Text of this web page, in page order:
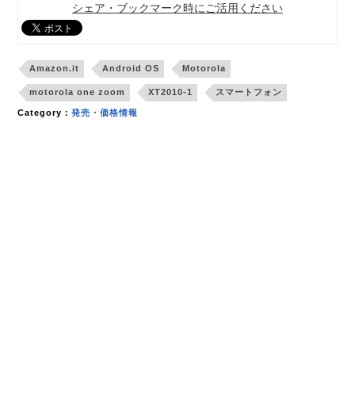
シェア・ブックマーク時にご活用ください
Amazon.it Android OS Motorola
motorola one zoom XT2010-1 スマートフォン
Category：発売・価格情報